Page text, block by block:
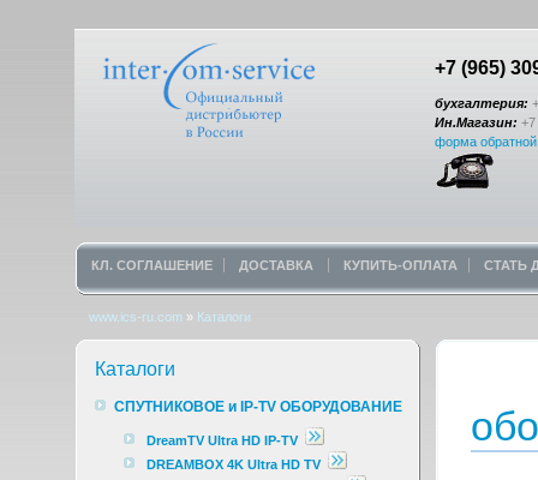
+7 (965)
бухгалтерия:
Ин.Магазин:
форма обратной
КЛ. СОГЛАШЕНИЕ ДОСТАВКА КУПИТЬ-ОПЛАТА СТАТЬ
www.ics-ru.com » Каталоги
Каталоги
СПУТНИКОВОЕ и IP-TV ОБОРУДОВАНИЕ
DreamTV Ultra HD IP-TV
DREAMBOX 4K Ultra HD TV